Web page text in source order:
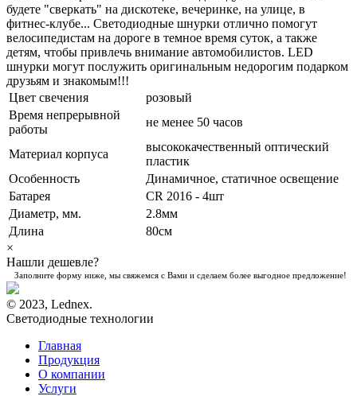
будете "сверкать" на дискотеке, вечеринке, на улице, в
фитнес-клубе... Светодиодные шнурки отлично помогут
велосипедистам на дороге в темное время суток, а также
детям, чтобы привлечь внимание автомобилистов. LED
шнурки могут послужить оригинальным недорогим подарком
друзьям и знакомым!!!
Цвет свечения
розовый
Время непрерывной
работы
не менее 50 часов
Материал корпуса
высококачественный оптический
пластик
Особенность
Динамичное, статичное освещение
Батарея
CR 2016 - 4шт
Диаметр, мм.
2.8мм
Длина
80см
×
Нашли дешевле?
Заполните форму ниже, мы свяжемся с Вами и сделаем более выгодное предложение!
© 2023, Lednex.
Светодиодные технологии
Главная
Продукция
О компании
Услуги